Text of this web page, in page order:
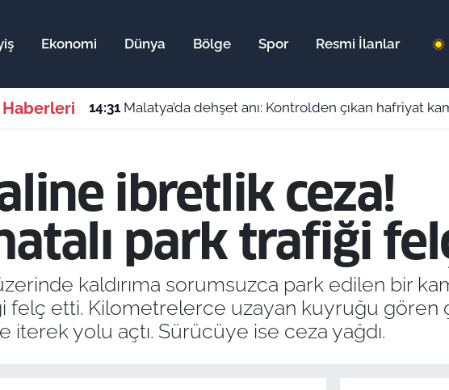
Ekonomi Dünya Bölge Spor Resmi İlanlar
Haberleri 14:31 Malatya’da dehşet anı: Kontrolden çıkan hafriyat
ibretlik ceza!
park trafiği
kaldırıma sorumsuzca park edilen bir
felç etti. Kilometrelerce uzayan kuyruğu gören
yolu açtı. Sürücüye ise ceza yağdı.